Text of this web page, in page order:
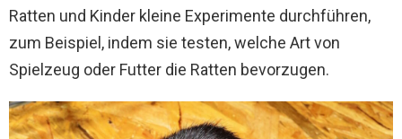
Ratten und Kinder kleine Experimente durchführen,
zum Beispiel, indem sie testen, welche Art von
Spielzeug oder Futter die Ratten bevorzugen.